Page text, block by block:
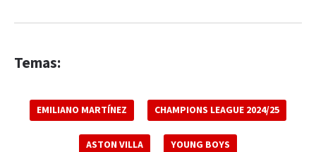
Temas:
EMILIANO MARTÍNEZ CHAMPIONS LEAGUE 2024/25
ASTON VILLA YOUNG BOYS